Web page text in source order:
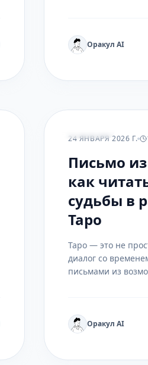
Оракул AI
24 ЯНВАРЯ 2026 Г.
Письмо
как
судьбы в
Таро
Таро — это не
диалог со
письмами из
Оракул AI